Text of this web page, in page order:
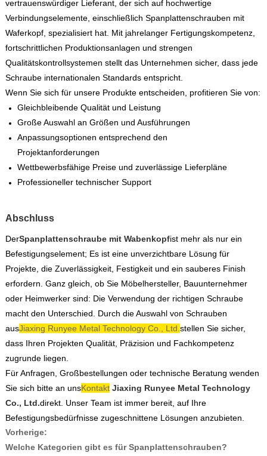
vertrauenswürdiger Lieferant, der sich auf hochwertige
Verbindungselemente, einschließlich Spanplattenschrauben mit
Waferkopf, spezialisiert hat. Mit jahrelanger Fertigungskompetenz,
fortschrittlichen Produktionsanlagen und strengen
Qualitätskontrollsystemen stellt das Unternehmen sicher, dass jede
Schraube internationalen Standards entspricht.
Wenn Sie sich für unsere Produkte entscheiden, profitieren Sie von:
Gleichbleibende Qualität und Leistung
Große Auswahl an Größen und Ausführungen
Anpassungsoptionen entsprechend den
Projektanforderungen
Wettbewerbsfähige Preise und zuverlässige Lieferpläne
Professioneller technischer Support
Abschluss
DerSpanplattenschraube mit Wabenkopfist mehr als nur ein
Befestigungselement; Es ist eine unverzichtbare Lösung für
Projekte, die Zuverlässigkeit, Festigkeit und ein sauberes Finish
erfordern. Ganz gleich, ob Sie Möbelhersteller, Bauunternehmer
oder Heimwerker sind: Die Verwendung der richtigen Schraube
macht den Unterschied. Durch die Auswahl von Schrauben
ausJiaxing Runyee Metal Technology Co., Ltd.stellen Sie sicher,
dass Ihren Projekten Qualität, Präzision und Fachkompetenz
zugrunde liegen.
Für Anfragen, Großbestellungen oder technische Beratung wenden
Sie sich bitte an unsKontakt Jiaxing Runyee Metal Technology
Co., Ltd.direkt. Unser Team ist immer bereit, auf Ihre
Befestigungsbedürfnisse zugeschnittene Lösungen anzubieten.
Vorherige:
Welche Kategorien gibt es für Spanplattenschrauben?